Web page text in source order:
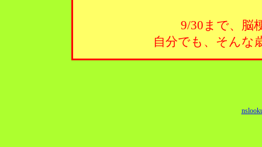
9/30まで、脳
自分でも、そんな